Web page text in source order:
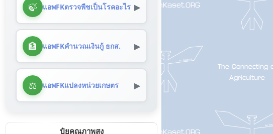
🍃 แอพFKตรวจพืชเป็นโรคอะไร ▶
🏦 แอพFKคำนวณเงินกู้ ธกส. ▶
⚖️ แอพFKแปลงหน่วยเกษตร ▶
ปุ๋ยคุณภาพสูง